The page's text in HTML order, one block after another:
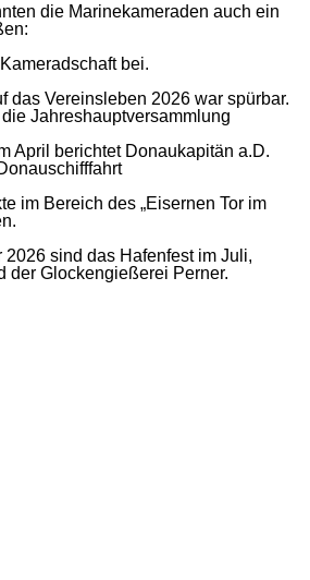
n die Marinekameraden auch ein
bei.
das Vereinsleben 2026 war spürbar.
Jahreshauptversammlung
April berichtet Donaukapitän a.D.
im Bereich des „Eisernen Tor im
2026 sind das Hafenfest im Juli,
der Glockengießerei Perner.